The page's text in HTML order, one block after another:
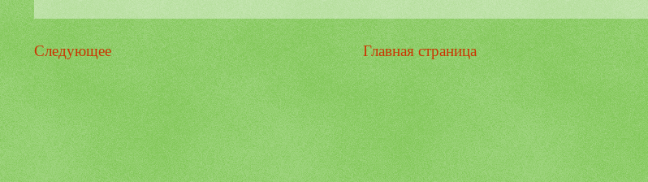
Следующее Главная страница